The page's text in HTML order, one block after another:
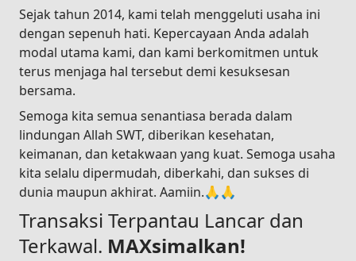
Sejak tahun 2014, kami telah menggeluti usaha ini
dengan sepenuh hati. Kepercayaan Anda adalah
modal utama kami, dan kami berkomitmen untuk
terus menjaga hal tersebut demi kesuksesan
bersama.
Semoga kita semua senantiasa berada dalam
lindungan Allah SWT, diberikan kesehatan,
keimanan, dan ketakwaan yang kuat. Semoga usaha
kita selalu dipermudah, diberkahi, dan sukses di
dunia maupun akhirat. Aamiin.🙏🙏
Transaksi Terpantau Lancar dan
Terkawal. MAXsimalkan!